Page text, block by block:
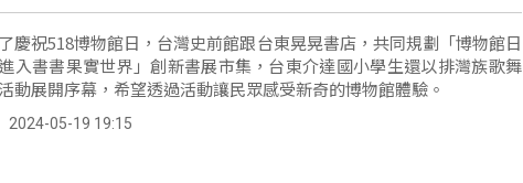
慶祝518博物館日，台灣史前館跟台東晃晃書店，共同規劃「博物館日
入書書果實世界」創新書展市集，台東介達國小學生還以排灣族歌舞
動展開序幕，希望透過活動讓民眾感受新奇的博物館體驗。
2024-05-19 19:15